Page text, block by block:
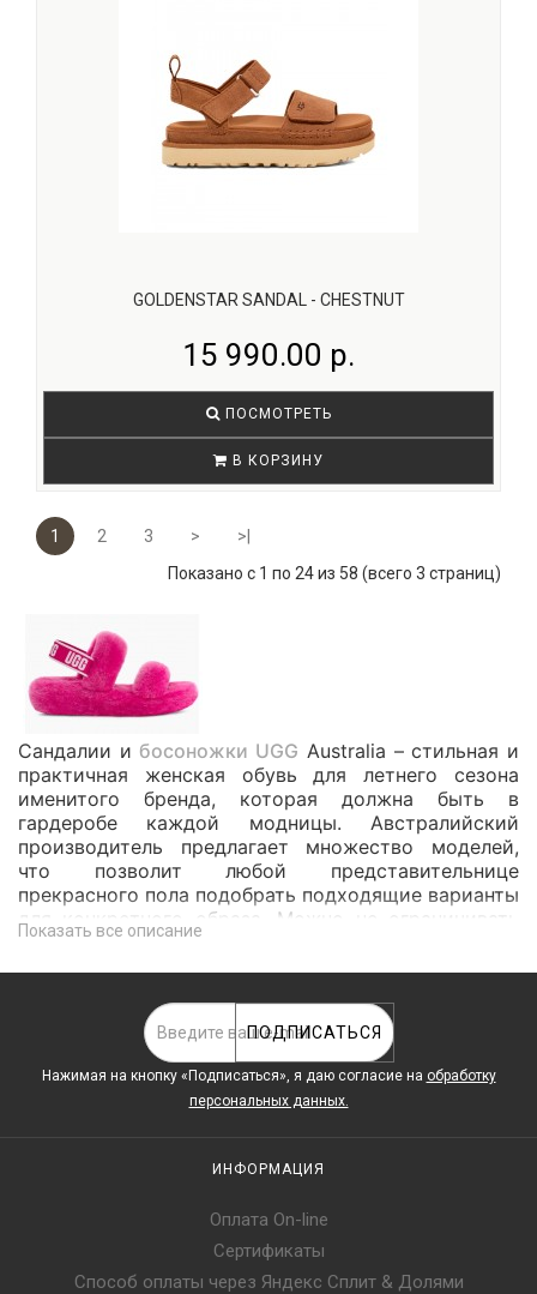
GOLDENSTAR SANDAL - CHESTNUT
15 990.00 р.
ПОСМОТРЕТЬ
В КОРЗИНУ
1 2 3 >
>|
Показано с 1 по 24 из 58 (всего 3 страниц)
Сандалии и босоножки UGG Australia – стильная и
практичная женская обувь для летнего сезона
именитого бренда, которая должна быть в
гардеробе каждой модницы. Австралийский
производитель предлагает множество моделей,
что позволит любой представительнице
прекрасного пола подобрать подходящие варианты
для конкретного образа. Можно не ограничивать
себя покупкой одной пары и приобрести
обеспечит утонченность, женственность и
Разновидности сандалий УГГ
следующими параметрами:
босоножки UGG на танкетке
широких каблуках;
модели из натуральной и мягкой овечьей
Показать все описание
ПОДПИСАТЬСЯ
Нажимая на кнопку «Подписаться», я даю cогласие на обработку
персональных данных.
ИНФОРМАЦИЯ
Оплата On-line
Сертификаты
Способ оплаты через Яндекс Сплит & Долями